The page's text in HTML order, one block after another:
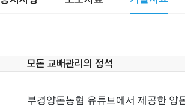
모돈 교배관리의 정석
부경양돈농협 유튜브에서 제공한 양